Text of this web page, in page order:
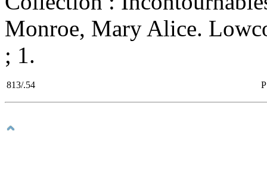
Monroe, Mary Alice.
; 1.
813/.54